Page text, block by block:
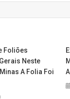
Foliões
Neste
A Folia Foi